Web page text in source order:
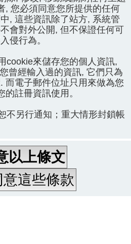
, 您必須同意您所提供的任何
, 這些資訊除了站方, 系統管
會對外公開, 但不保證任何可
侵行為。
cookie來儲存您的個人資訊,
曾經輸入過的資訊, 它們只為
而電子郵件位址只用來做為您
的註冊資訊使用。
不另行通知；重大情形封鎖帳